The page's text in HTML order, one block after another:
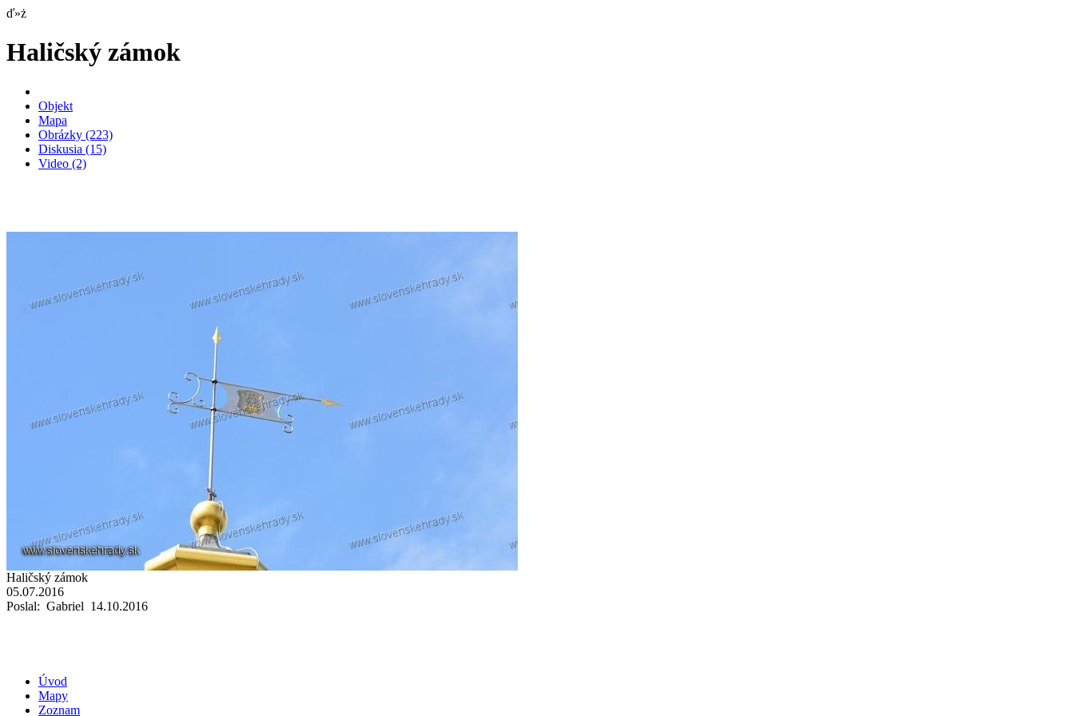
ď»ż
Haličský zámok
Objekt
Mapa
Obrázky (223)
Diskusia (15)
Video (2)
Haličský zámok
05.07.2016
Poslal: Gabriel 14.10.2016
Úvod
Mapy
Zoznam